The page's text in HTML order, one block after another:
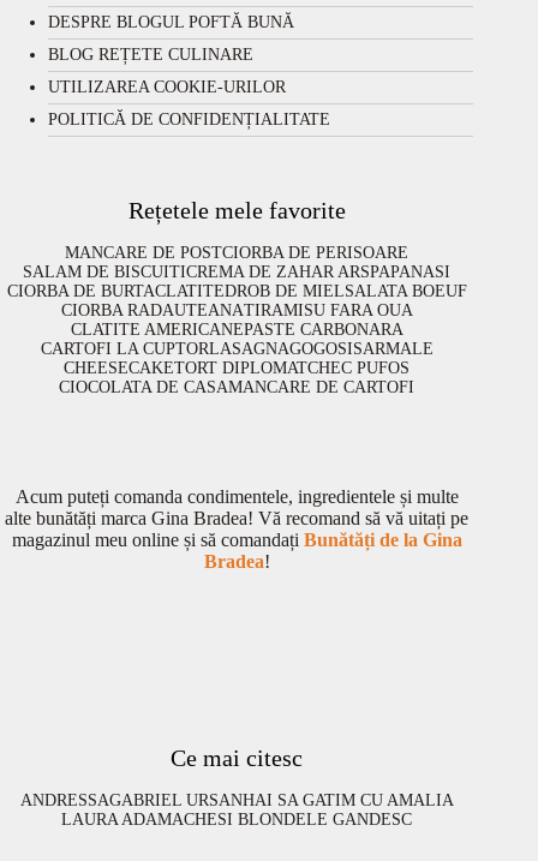
DESPRE BLOGUL POFTĂ BUNĂ
BLOG REȚETE CULINARE
UTILIZAREA COOKIE-URILOR
POLITICĂ DE CONFIDENȚIALITATE
Rețetele mele favorite
MANCARE DE POSTCIORBA DE PERISOARE
SALAM DE BISCUITICREMA DE ZAHAR ARSPAPANASI
CIORBA DE BURTACLATITEDROB DE MIELSALATA BOEUF
CIORBA RADAUTEANATIRAMISU FARA OUA
CLATITE AMERICANEPASTE CARBONARA
CARTOFI LA CUPTORLASAGNAGOGOSISARMALE
CHEESECAKETORT DIPLOMATCHEC PUFOS
CIOCOLATA DE CASAMANCARE DE CARTOFI
Acum puteți comanda condimentele, ingredientele și multe
alte bunătăți marca Gina Bradea! Vă recomand să vă uitați pe
magazinul meu online și să comandați Bunătăți de la Gina
Bradea!
Ce mai citesc
ANDRESSAGABRIEL URSANHAI SA GATIM CU AMALIA
LAURA ADAMACHESI BLONDELE GANDESC